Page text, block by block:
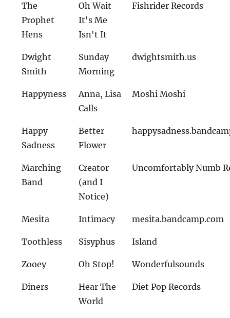
The
Prophet
Hens
Oh Wait
It's Me
Isn't It
Fishrider Records
Dwight
Smith
Sunday
Morning
dwightsmith.us
Happyness
Anna, Lisa
Calls
Moshi Moshi
Happy
Sadness
Better
Flower
Marching
Band
Creator
(and I
Notice)
Uncomfortably Numb
Mesita Intimacy mesita.bandcamp.com
Toothless Sisyphus Island
Zooey Oh Stop! Wonderfulsounds
Diners
Hear The
World
Diet Pop Records